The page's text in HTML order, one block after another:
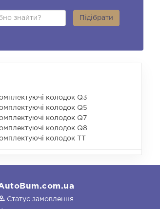
Підібрати
колодок Q3
колодок Q5
колодок Q7
колодок Q8
колодок TT
Статус замовлення